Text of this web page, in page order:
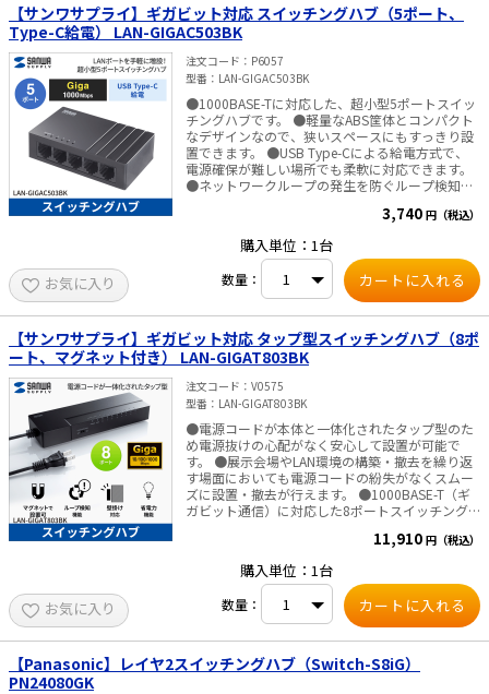
【サンワサプライ】ギガビット対応 スイッチングハブ（5ポート、
Type-C給電） LAN-GIGAC503BK
注文コード
P6057
型番
LAN-GIGAC503BK
●1000BASE-Tに対応した、超小型5ポートスイッ
チングハブです。 ●軽量なABS筐体とコンパクト
なデザインなので、狭いスペースにもすっきり設
置できます。 ●USB Type-Cによる給電方式で、
電源確保が難しい場所でも柔軟に対応できます。
●ネットワークループの発生を防ぐループ検知機
●ファンレス設計により、動作中も静音性を保
MDIX機能により、ストレートケーブルとクロスケ
ーブルを区別せず接続できます。 ●AUTO-
Negotiation機能で、接続機器に応じて最適な通信
速度に自動切替えが可能です。 ■仕様
3,740 円（税込）
お気に入り
購入単位：1台
数量：
【サンワサプライ】ギガビット対応 タップ型スイッチングハブ（8ポ
ート、マグネット付き） LAN-GIGAT803BK
注文コード
V0575
型番
LAN-GIGAT803BK
●電源コードが本体と一体化されたタップ型のた
め電源抜けの心配がなく安心して設置が可能で
す。 ●展示会場やLAN環境の構築・撤去を繰り返
す場面においても電源コードの紛失がなくスムー
ズに設置・撤去が行えます。 ●1000BASE-T（ギ
ガビット通信）に対応した8ポートスイッチング
デスクやキャビネットなどにしっかり固定できま
クトデザインなので、設置場所を選びません。 ●
ループ検知機能を搭載しており、ループ障害を知
らせます。 ●ファンレス仕様なので、動作音が静
かです。 ●ストレートケーブル、クロスケーブル
を気にせず使える、AUTO-MDIX機能を搭載してい
ます。 ●接続する機器に合わせて10／100／
1000Mbps自動切替えが可能な、AUTO-
11,910 円（税込）
お気に入り
購入単位：1台
数量：
【Panasonic】レイヤ2スイッチングハブ（Switch-S8iG）
PN24080GK